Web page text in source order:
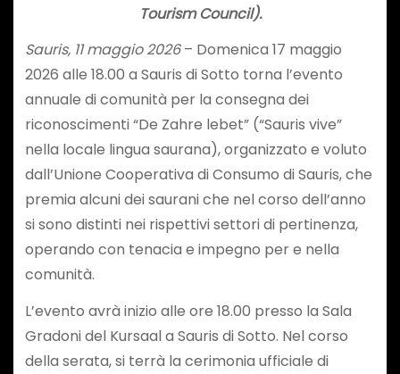
Tourism Council).
Sauris, 11 maggio 2026– Domenica 17 maggio
2026 alle 18.00 a Sauris di Sotto torna l’evento
annuale di comunità per la consegna dei
riconoscimenti “De Zahre lebet” (“Sauris vive”
nella locale lingua saurana), organizzato e voluto
dall’Unione Cooperativa di Consumo di Sauris, che
premia alcuni dei saurani che nel corso dell’anno
si sono distinti nei rispettivi settori di pertinenza,
operando con tenacia e impegno per e nella
comunità.
L’evento avrà inizio alle ore 18.00 presso la Sala
Gradoni del Kursaal a Sauris di Sotto. Nel corso
della serata, si terrà la cerimonia ufficiale di